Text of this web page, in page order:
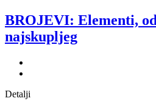
BROJEVI: Elementi,
najskupljeg
Detalji